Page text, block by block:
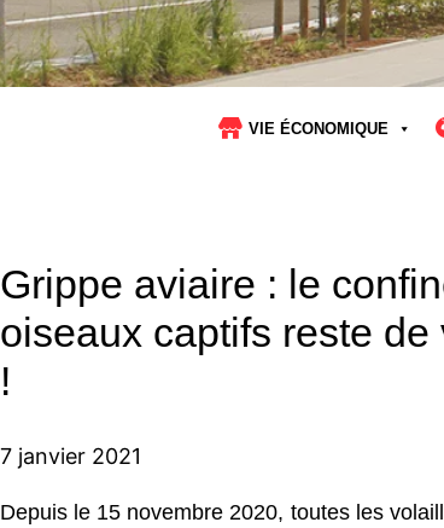
VIE ÉCONOMIQUE
Grippe aviaire : le
oiseaux captifs reste de
!
7 janvier 2021
Depuis le 15 novembre 2020, toutes les